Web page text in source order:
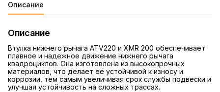
Описание
Описание
Втулка нижнего рычага ATV220 и XMR 200 обеспечивает
плавное и надежное движение нижнего рычага
квадроциклов. Она изготовлена из высокопрочных
материалов, что делает её устойчивой к износу и
коррозии, тем самым увеличивая срок службы подвески и
улучшая устойчивость на сложных трассах.